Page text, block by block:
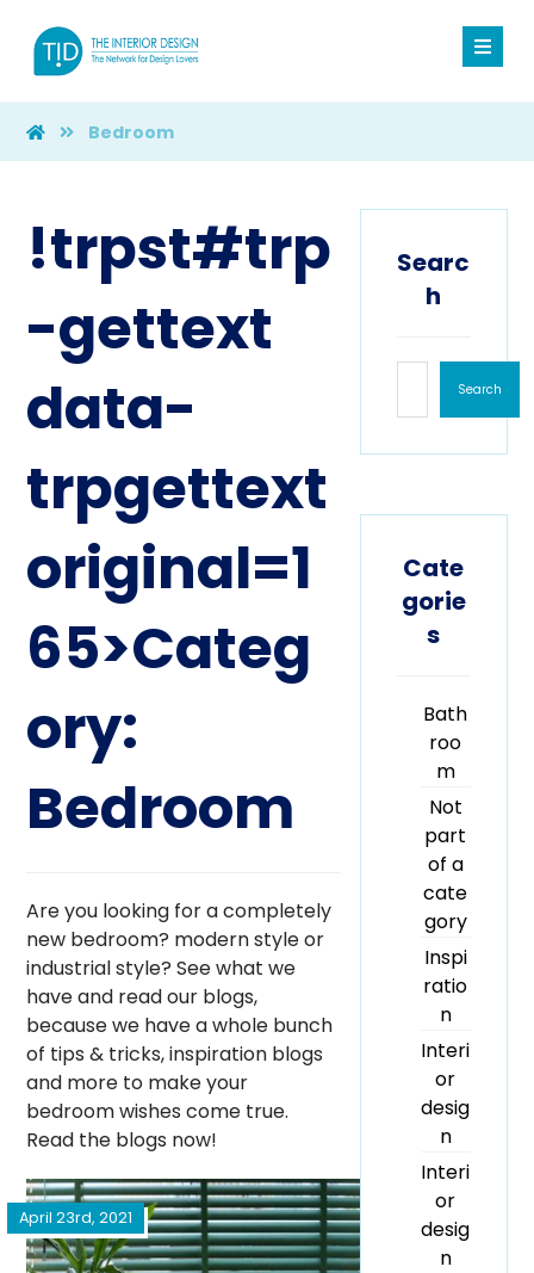
Bedroom
!trpst#trp
-gettext
data-
trpgettext
original=1
65>Categ
ory:
Bedroom
Are you looking for a completely
new bedroom? modern style or
industrial style? See what we
have and read our blogs,
because we have a whole bunch
of tips & tricks, inspiration blogs
and more to make your
bedroom wishes come true.
Read the blogs now!
April 23rd, 2021
Searc
h
Search
Cate
gorie
s
Bath
roo
m
Not
part
of a
cate
gory
Inspi
ratio
n
Interi
or
desig
n
Interi
or
desig
n